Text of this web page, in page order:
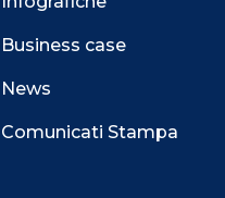
Business case
News
Comunicati Stampa